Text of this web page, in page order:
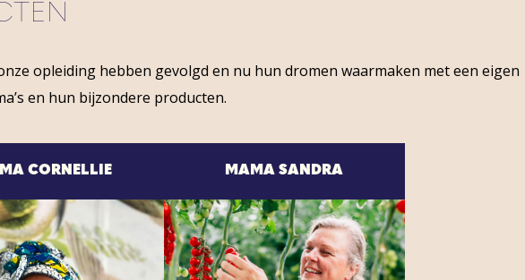
opleiding hebben gevolgd en nu hun dromen waarmaken met een eigen
en hun bijzondere producten.
CORNELLIE MAMA SANDRA